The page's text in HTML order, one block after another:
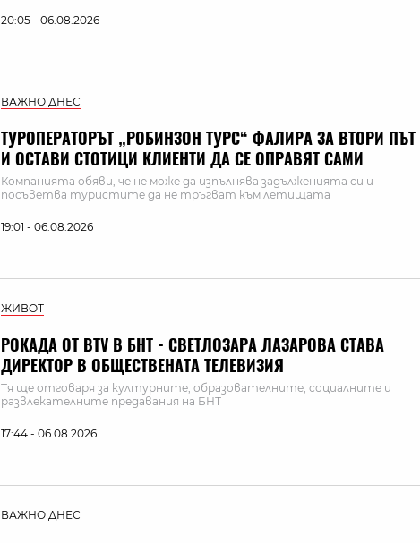
20:05 - 06.08.2026
ВАЖНО ДНЕС
ТУРОПЕРАТОРЪТ „РОБИНЗОН ТУРС“ ФАЛИРА ЗА ВТОРИ ПЪТ
И ОСТАВИ СТОТИЦИ КЛИЕНТИ ДА СЕ ОПРАВЯТ САМИ
Компанията обяви, че не може да изпълнява задълженията си и
посъветва туристите да не тръгват към летищата
19:01 - 06.08.2026
ЖИВОТ
РОКАДА ОТ BTV В БНТ - СВЕТЛОЗАРА ЛАЗАРОВА СТАВА
ДИРЕКТОР В ОБЩЕСТВЕНАТА ТЕЛЕВИЗИЯ
Тя ще отговаря за културните, образователните, социалните и
развлекателните предавания на БНТ
17:44 - 06.08.2026
ВАЖНО ДНЕС